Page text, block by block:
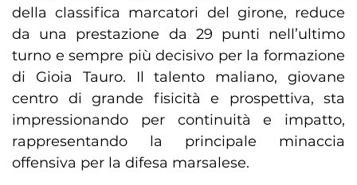
della classifica marcatori del girone, reduce
da una prestazione da 29 punti nell’ultimo
turno e sempre più decisivo per la formazione
di Gioia Tauro. Il talento maliano, giovane
centro di grande fisicità e prospettiva, sta
impressionando per continuità e impatto,
rappresentando la principale minaccia
offensiva per la difesa marsalese.​